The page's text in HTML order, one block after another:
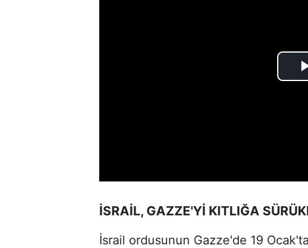
İSRAİL, GAZZE'Yİ KITLIĞA
İsrail ordusunun Gazze'de 19